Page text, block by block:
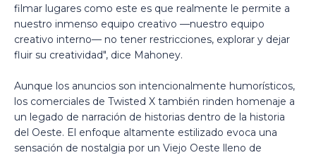
filmar lugares como este es que realmente le permite a
nuestro inmenso equipo creativo —nuestro equipo
creativo interno— no tener restricciones, explorar y dejar
fluir su creatividad", dice Mahoney.
Aunque los anuncios son intencionalmente humorísticos,
los comerciales de Twisted X también rinden homenaje a
un legado de narración de historias dentro de la historia
del Oeste. El enfoque altamente estilizado evoca una
sensación de nostalgia por un Viejo Oeste lleno de